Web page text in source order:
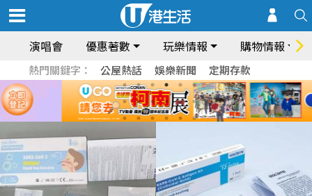
演唱會 優惠著數 玩樂情報 購物情報
熱門關鍵字： 公屋熱話 娛樂新聞 定期存款